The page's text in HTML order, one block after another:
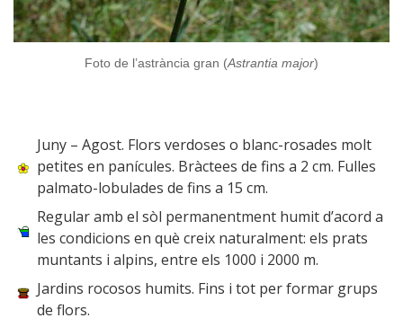
Foto de l’astrància gran (Astrantia major)
Juny – Agost. Flors verdoses o blanc-rosades molt
petites en panícules. Bràctees de fins a 2 cm. Fulles
palmato-lobulades de fins a 15 cm.
Regular amb el sòl permanentment humit d’acord a
les condicions en què creix naturalment: els prats
muntants i alpins, entre els 1000 i 2000 m.
Jardins rocosos humits. Fins i tot per formar grups
de flors.